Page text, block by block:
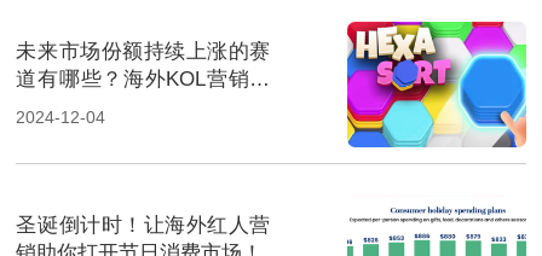
未来市场份额持续上涨的赛
道有哪些？海外KOL营销榜
上有名
2024-12-04
圣诞倒计时！让海外红人营